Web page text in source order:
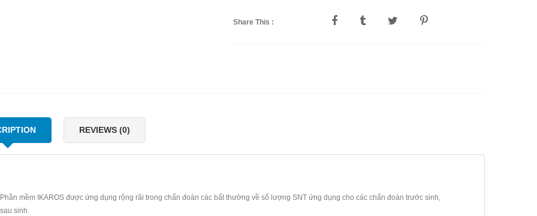
Share This :
REVIEWS (0)
Phần mềm IKAROS được ứng dụng rộng rãi trong chẩn đoán các bất thường về số lượng SNT ứng dụng cho các chẩn đoán trước sinh,
sau sinh.